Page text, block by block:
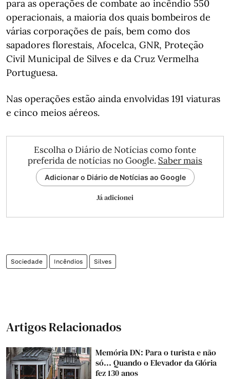
para as operações de combate ao incêndio 550
operacionais, a maioria dos quais bombeiros de
várias corporações de país, bem como dos
sapadores florestais, Afocelca, GNR, Proteção
Civil Municipal de Silves e da Cruz Vermelha
Portuguesa.
Nas operações estão ainda envolvidas 191 viaturas
e cinco meios aéreos.
Escolha o Diário de Notícias como fonte
preferida de notícias no Google. Saber mais
Adicionar o Diário de Notícias ao Google
Já adicionei
Sociedade Incêndios Silves
Artigos Relacionados
Memória DN: Para o turista e não
só... Quando o Elevador da Glória
fez 130 anos